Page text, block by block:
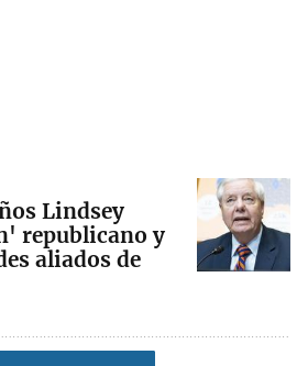
Lindsey
republicano y
aliados de